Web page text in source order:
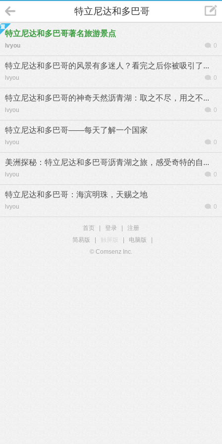
特立尼达和多巴哥
特立尼达和多巴哥著名旅游景点
lvyou 0
特立尼达和多巴哥的风景有多迷人？看完之后你被吸引了...
lvyou 0
特立尼达和多巴哥的神奇天然沥青湖：取之不尽，用之不...
lvyou 0
特立尼达和多巴哥——每天了解一个国家
lvyou 0
美洲探秘：特立尼达和多巴哥沥青湖之旅，感受奇特的自...
lvyou 0
特立尼达和多巴哥：海滨明珠，天赐之地
lvyou 0
首页 登录
注册
简易版
触屏版 电脑版
© Comsenz Inc.